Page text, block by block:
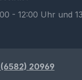
- 12:00 Uhr und
20969